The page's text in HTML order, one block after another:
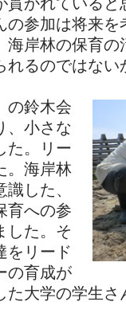
の参加は将来
海岸林の保育
れるのではない
の鈴木会
、小さな
た。リー
。海岸林
した、
育への参
した。そ
をリード
の育成が
た大学の学生